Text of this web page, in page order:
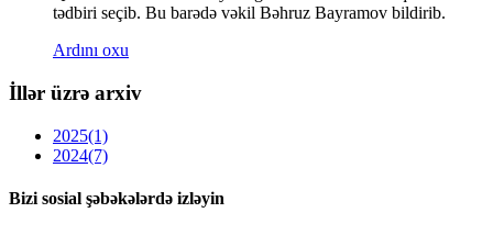
tədbiri seçib. Bu barədə vəkil Bəhruz Bayramov bildirib.
Ardını oxu
İllər üzrə arxiv
2025(1)
2024(7)
Bizi sosial şəbəkələrdə izləyin